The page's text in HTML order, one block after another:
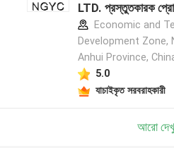
LTD. প্রস্তুতকারক
Economic and
Development Zone,
Anhui Province, China
5.0
যাচাইকৃত সরবরাহকারী
আরো